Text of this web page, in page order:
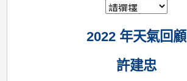
2022 年天氣回顧
許建忠